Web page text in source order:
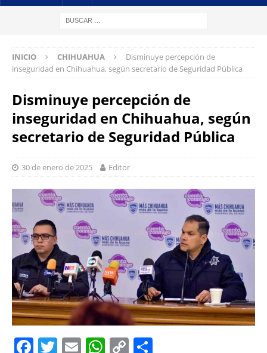
INICIO CHIHUAHUA
Disminuye percepción de
inseguridad en Chihuahua, según secretario de Seguridad Pública
Disminuye percepción de
inseguridad en Chihuahua, según
secretario de Seguridad Pública
30 de enero de 2025 Editor
F T E W C